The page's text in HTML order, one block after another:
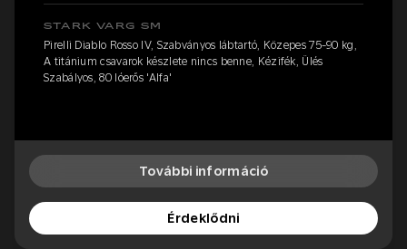
STARK VARG SM
Pirelli Diablo Rosso IV, Szabványos lábtartó, Közepes 75-90 kg,
A titánium csavarok készlete nincs benne, Kézifék, Ülés
Szabályos, 80 lóerős 'Alfa'
További információ
Érdeklődni